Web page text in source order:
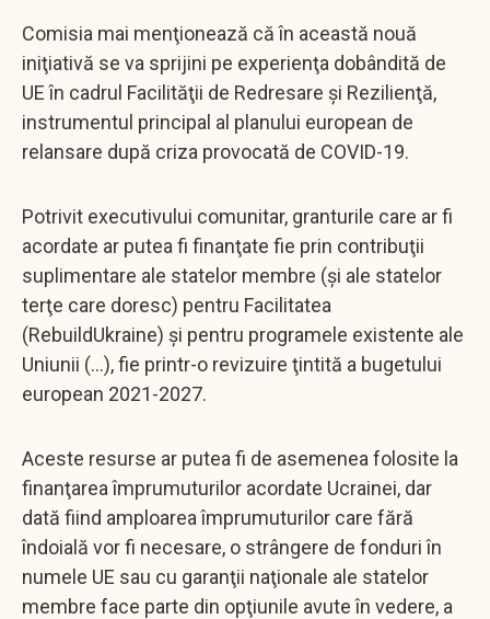
Comisia mai menţionează că în această nouă
iniţiativă se va sprijini pe experienţa dobândită de
UE în cadrul Facilităţii de Redresare şi Rezilienţă,
instrumentul principal al planului european de
relansare după criza provocată de COVID-19.
Potrivit executivului comunitar, granturile care ar fi
acordate ar putea fi finanţate fie prin contribuţii
suplimentare ale statelor membre (şi ale statelor
terţe care doresc) pentru Facilitatea
(RebuildUkraine) şi pentru programele existente ale
Uniunii (...), fie printr-o revizuire ţintită a bugetului
european 2021-2027.
Aceste resurse ar putea fi de asemenea folosite la
finanţarea împrumuturilor acordate Ucrainei, dar
dată fiind amploarea împrumuturilor care fără
îndoială vor fi necesare, o strângere de fonduri în
numele UE sau cu garanţii naţionale ale statelor
membre face parte din opţiunile avute în vedere, a